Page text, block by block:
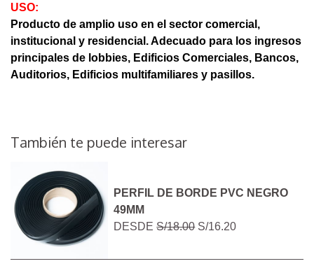
USO:
Producto de amplio uso en el sector comercial,
institucional y residencial. Adecuado para los ingresos
principales de lobbies, Edificios Comerciales, Bancos,
Auditorios, Edificios multifamiliares y pasillos.
También te puede interesar
PERFIL DE BORDE PVC NEGRO
49MM
DESDES/18.00S/16.20